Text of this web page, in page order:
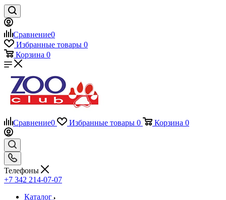
Сравнение0
Избранные товары 0
Корзина 0
Сравнение0 Избранные товары 0 Корзина 0
Телефоны
+7 342 214-07-07
Каталог